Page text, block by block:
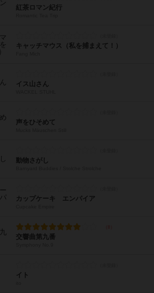
紅茶ロマン紀行
キャッチマウス（私を捕まえて！）
イス山さん
声をひそめて
動物さがし
カップケーキ エンパイア
交響曲第九番
イト